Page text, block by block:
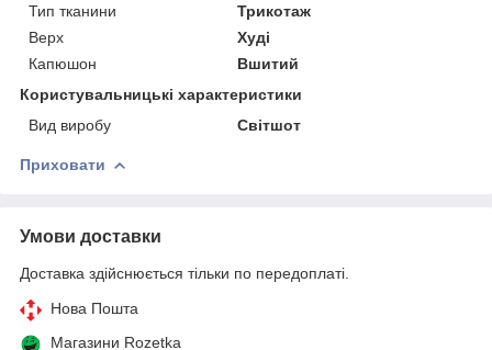
Тип тканини
Трикотаж
Верх
Худі
Капюшон
Вшитий
Користувальницькі характеристики
Вид виробу
Світшот
Приховати
Умови доставки
Доставка здійснюється тільки по передоплаті.
Нова Пошта
Магазини Rozetka